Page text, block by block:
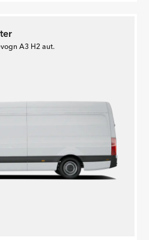
A3 H2 aut.